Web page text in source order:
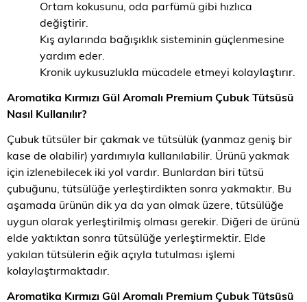
Ortam kokusunu, oda parfümü gibi hızlıca
değiştirir.
Kış aylarında bağışıklık sisteminin güçlenmesine
yardım eder.
Kronik uykusuzlukla mücadele etmeyi kolaylaştırır.
Aromatika Kırmızı Gül Aromalı Premium Çubuk Tütsüsü
Nasıl Kullanılır?
Çubuk tütsüler bir çakmak ve tütsülük (yanmaz geniş bir
kase de olabilir) yardımıyla kullanılabilir. Ürünü yakmak
için izlenebilecek iki yol vardır. Bunlardan biri tütsü
çubuğunu, tütsülüğe yerleştirdikten sonra yakmaktır. Bu
aşamada ürünün dik ya da yan olmak üzere, tütsülüğe
uygun olarak yerleştirilmiş olması gerekir. Diğeri de ürünü
elde yaktıktan sonra tütsülüğe yerleştirmektir. Elde
yakılan tütsülerin eğik açıyla tutulması işlemi
kolaylaştırmaktadır.
Aromatika Kırmızı Gül Aromalı Premium Çubuk Tütsüsü